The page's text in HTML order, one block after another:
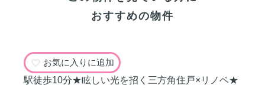
おすすめの物件
お気に入りに追加
駅徒歩10分★眩しい光を招く三方角住戸×リノベ★